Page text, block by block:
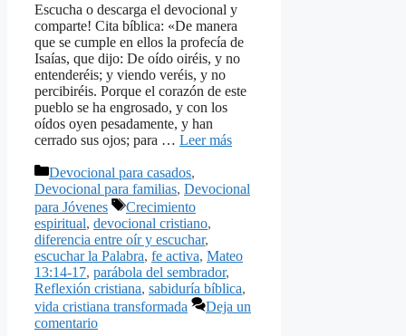
Escucha o descarga el devocional y
comparte! Cita bíblica: «De manera
que se cumple en ellos la profecía de
Isaías, que dijo: De oído oiréis, y no
entenderéis; y viendo veréis, y no
percibiréis. Porque el corazón de este
pueblo se ha engrosado, y con los
oídos oyen pesadamente, y han
cerrado sus ojos; para … Leer más
Categorías
Devocional para casados,
Devocional para familias, Devocional
para Jóvenes
Etiquetas
Crecimiento
espiritual, devocional cristiano,
diferencia entre oír y escuchar,
escuchar la Palabra, fe activa, Mateo
13:14-17, parábola del sembrador,
Reflexión cristiana, sabiduría bíblica,
vida cristiana transformada
Deja un
comentario